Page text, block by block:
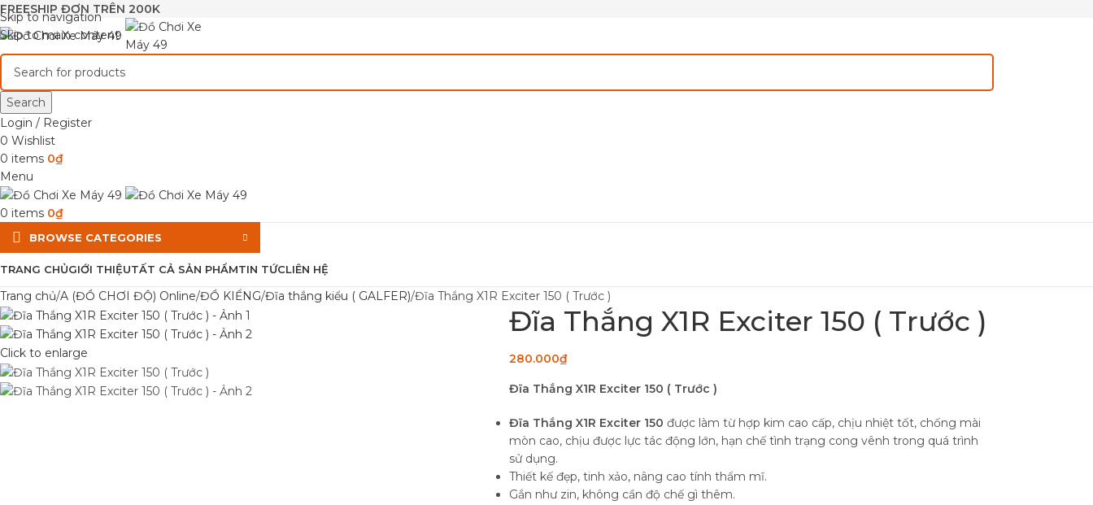
Skip to navigation
Skip to main content
FREESHIP ĐƠN TRÊN 200K
Search
Login / Register
0 Wishlist
0 items 0₫
Menu
0 items 0₫
BROWSE CATEGORIES
TRANG CHỦGIỚI THIỆUTẤT CẢ SẢN PHẨMTIN TỨCLIÊN HỆ
Trang chủ A (ĐỒ CHƠI ĐỘ) Online ĐỒ KIỂNG Đĩa thắng kiểu ( GALFER) Đĩa Thắng X1R Exciter 150 ( Trước )
Click to enlarge
Đĩa Thắng X1R Exciter 150 ( Trước )
280.000₫
Đĩa Thắng X1R Exciter 150 ( Trước )
Đĩa Thắng X1R Exciter 150 được làm từ hợp kim cao cấp, chịu nhiệt tốt, chống mài
mòn cao, chịu được lực tác động lớn, hạn chế tình trạng cong vênh trong quá trình
sử dụng.
Thiết kế đẹp, tinh xảo, nâng cao tính thẩm mĩ.
Gắn như zin, không cần độ chế gì thêm.